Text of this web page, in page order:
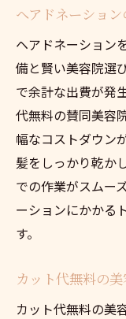
ヘアドネーショ
ヘアドネーション
備と賢い美容院選
で余計な出費が発
代無料の賛同美容
幅なコストダウン
髪をしっかり乾か
での作業がスムー
ーションにかかる
す。
カット代無料の
カット代無料の美